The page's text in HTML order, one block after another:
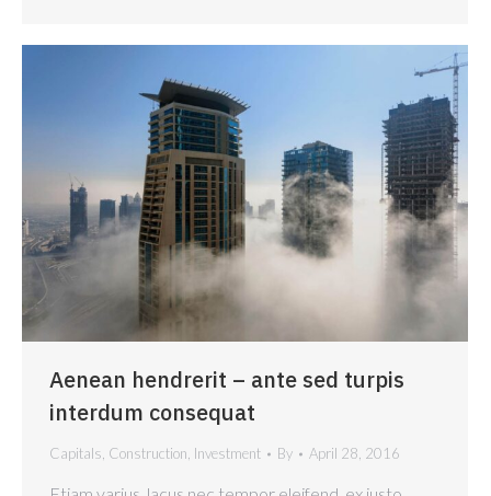
Aenean hendrerit – ante sed turpis
interdum consequat
Capitals Construction Investment By April 28, 2016